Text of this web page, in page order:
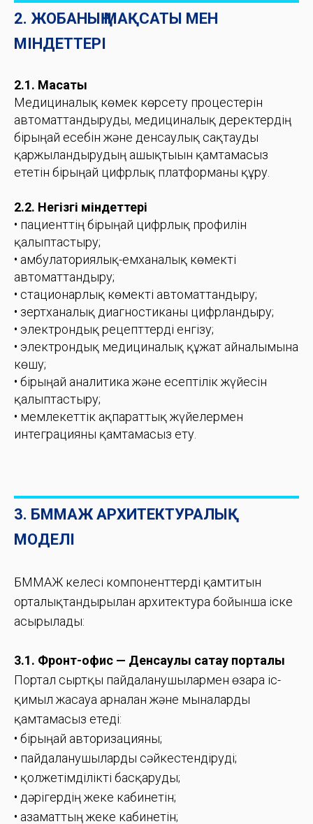
2. ЖОБАНЫҢ МАҚСАТЫ МЕН
МІНДЕТТЕРІ
2.1. Мақсаты
Медициналық көмек көрсету процестерін
автоматтандыруды, медициналық деректердің
бірыңғай есебін және денсаулық сақтауды
қаржыландырудың ашықтығын қамтамасыз
ететін бірыңғай цифрлық платформаны құру.
2.2. Негізгі міндеттері
• пациенттің бірыңғай цифрлық профилін
қалыптастыру;
• амбулаториялық-емханалық көмекті
автоматтандыру;
• стационарлық көмекті автоматтандыру;
• зертханалық диагностиканы цифрландыру;
• электрондық рецепттерді енгізу;
• электрондық медициналық құжат айналымына
көшу;
• бірыңғай аналитика және есептілік жүйесін
қалыптастыру;
• мемлекеттік ақпараттық жүйелермен
интеграцияны қамтамасыз ету.
3. БММАЖ АРХИТЕКТУРАЛЫҚ
МОДЕЛІ
БММАЖ келесі компоненттерді қамтитын
орталықтандырылған архитектура бойынша іске
асырылады:
3.1. Фронт-офис — Денсаулық сақтау порталы
Портал сыртқы пайдаланушылармен өзара іс-
қимыл жасауға арналған және мыналарды
қамтамасыз етеді:
• бірыңғай авторизацияны;
• пайдаланушыларды сәйкестендіруді;
• қолжетімділікті басқаруды;
• дәрігердің жеке кабинетін;
• азаматтың жеке кабинетін;